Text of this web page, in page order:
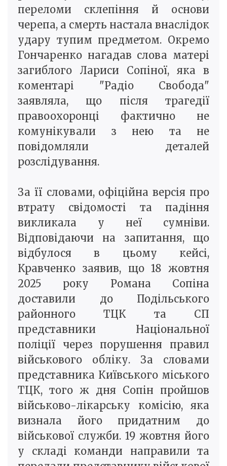
переломи склепіння й основи
черепа, а смерть настала внаслідок
удару тупим предметом. Окремо
Гончаренко нагадав слова матері
загиблого Лариси Сопіної, яка в
коментарі "Радіо Свобода"
заявляла, що після трагедії
правоохоронці фактично не
комунікували з нею та не
повідомляли деталей
розслідування.
За її словами, офіційна версія про
втрату свідомості та падіння
викликала у неї сумніви.
Відповідаючи на запитання, що
відбулося в цьому кейсі,
Кравченко заявив, що 18 жовтня
2025 року Романа Сопіна
доставили до Подільського
районного ТЦК та СП
представники Національної
поліції через порушення правил
військового обліку. За словами
представника Київського міського
ТЦК, того ж дня Сопін пройшов
військово-лікарську комісію, яка
визнала його придатним до
військової служби. 19 жовтня його
у складі команди направили та